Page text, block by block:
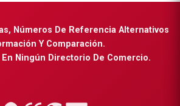
Números De Referencia Alternativos
Y Comparación.
Ningún Directorio De Comercio.